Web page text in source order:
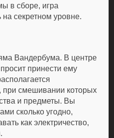
в сборе, игра
на секретном уровне.
Вандербума. В центре
принести ему
при смешивании которых
и предметы. Вы
сколько угодно,
как электричество,